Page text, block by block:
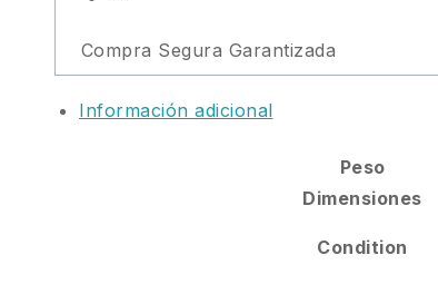
Compra Segura Garantizada
Información adicional
Peso
Dimensiones
Condition